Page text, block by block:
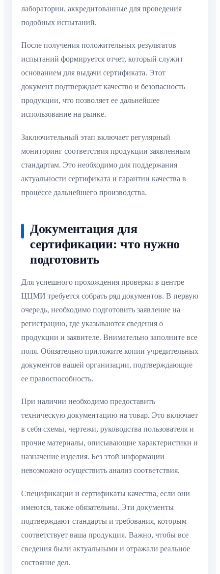
лаборатории, аккредитованные для проведения
подобных испытаний.
После получения положительных результатов
испытаний формируется отчет, который служит
основанием для выдачи сертификата. Этот
документ подтверждает качество и безопасность
продукции, что позволяет ее дальнейшее
использование на рынке.
Заключительный этап включает регулярный
мониторинг соответствия продукции заявленным
стандартам. Это необходимо для поддержания
актуальности сертификата и гарантии качества в
процессе дальнейшего производства.
Документация для
сертификации: что нужно
подготовить
Для успешного прохождения проверки в центре
ЦЦМИ требуется собрать ряд документов. В первую
очередь, необходимо подготовить заявление на
регистрацию, где указываются сведения о
продукции и заявителе. Внимательно заполните все
поля. Обязательно приложите копии учредительных
документов вашей организации, подтверждающие
ее правоспособность.
При наличии необходимо предоставить
техническую документацию на товар. Это включает
в себя схемы, чертежи, руководства пользователя и
прочие материалы, описывающие характеристики и
назначение изделия. Без этой информации
невозможно осуществить анализ соответствия.
Спецификации и сертификаты качества, если они
имеются, также обязательны. Эти документы
подтверждают стандарты и требования, которым
соответствует ваша продукция. Важно, чтобы все
сведения были актуальными и отражали реальное
состояние дел.